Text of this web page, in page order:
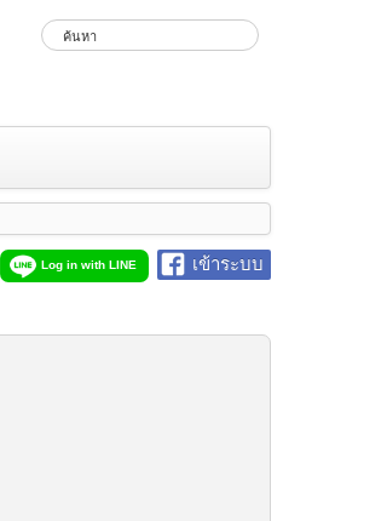
เข้าระบบ
Log in with LINE